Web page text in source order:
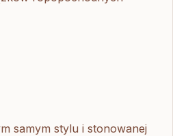
samym stylu i stonowanej